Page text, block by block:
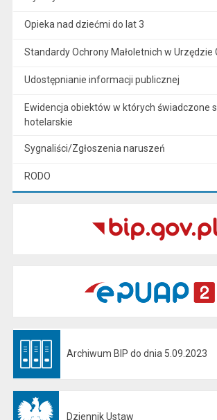
Opieka nad dziećmi do lat 3
Standardy Ochrony Małoletnich w Urzędzie
Udostępnianie informacji publicznej
Ewidencja obiektów w których świadczone
hotelarskie
Sygnaliści/Zgłoszenia naruszeń
RODO
Archiwum BIP do dnia 5.09.2023
Dziennik Ustaw